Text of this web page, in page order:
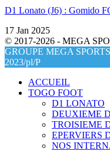
D1 Lonato (J6) : Gomido
17 Jan 2025
© 2017-2026 - MEGA
GROUPE MEGA
2023/pl/P
ACCUEIL
TOGO FOOT
D1 LONATO
DEUXIEME
TROISIEME
EPERVIERS
NOS